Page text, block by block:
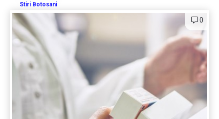
Stiri Botosani
0